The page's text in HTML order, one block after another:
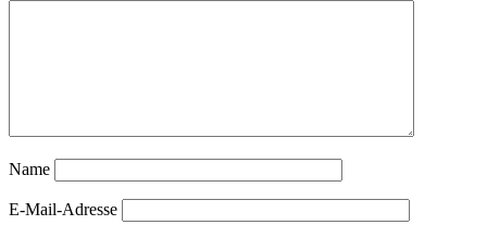
Name
E-Mail-Adresse